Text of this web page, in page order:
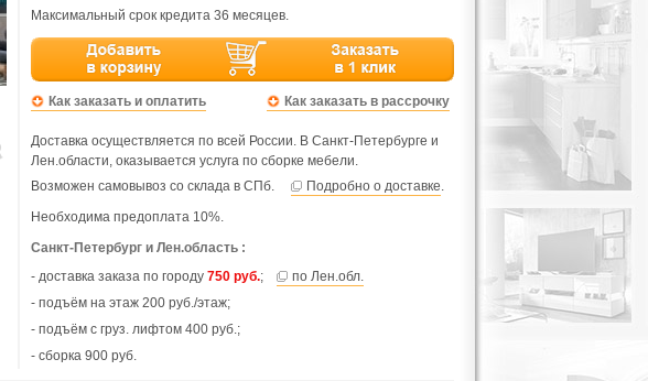
Максимальный срок кредита 36 месяцев.
Как заказать и оплатить Как заказать в рассрочку
Доставка осуществляется по всей России. В Санкт-Петербурге и
Лен.области, оказывается услуга по сборке мебели.
Возможен самовывоз со склада в СПб.
Подробно о доставке.
Необходима предоплата 10%.
Санкт-Петербург и Лен.область :
- доставка заказа по городу 750 руб.;
по Лен.обл.
- подъём на этаж 200 руб./этаж;
- подъём с груз. лифтом 400 руб.;
- сборка 900 руб.